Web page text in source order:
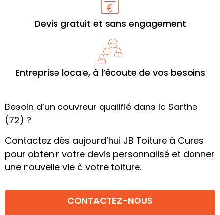
Devis gratuit et sans engagement
Entreprise locale, à l’écoute de vos besoins
Besoin d’un couvreur qualifié dans la Sarthe
(72) ?
Contactez dès aujourd’hui JB Toiture à Cures
pour obtenir votre devis personnalisé et donner
une nouvelle vie à votre toiture.
CONTACTEZ-NOUS